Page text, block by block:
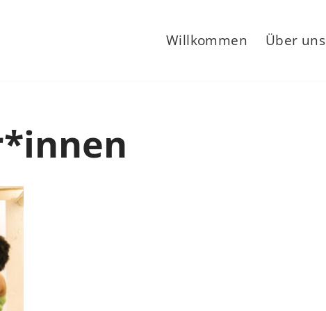
Willkommen Über uns